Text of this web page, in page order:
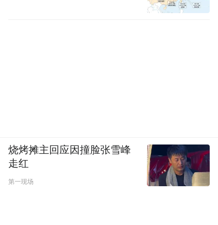
烧烤摊主回应因撞脸张雪峰
走红
第一现场